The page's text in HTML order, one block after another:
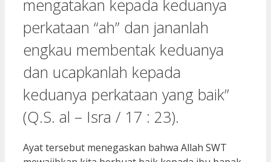
mengatakan kepada keduanya
perkataan “ah” dan jananlah
engkau membentak keduanya
dan ucapkanlah kepada
keduanya perkataan yang baik”
(Q.S. al – Isra / 17 : 23).
Ayat tersebut menegaskan bahwa Allah SWT